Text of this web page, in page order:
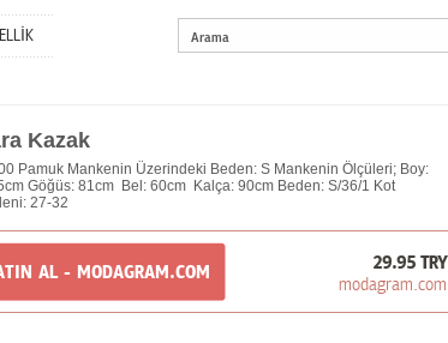
Kazak
Pamuk Mankenin Üzerindeki Beden: S Mankenin Ölçüleri; Boy:
Göğüs: 81cm Bel: 60cm Kalça: 90cm Beden: S/36/1 Kot
27-32
AL - MODAGRAM.COM 29.95 TRY
modagram.com